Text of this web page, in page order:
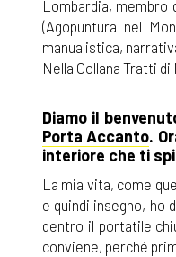
Lombardia, membro
(Agopuntura nel
manualistica,
Nella Collana Tratti
Diamo il
Porta Accanto.
interiore che ti
La mia vita, come
e quindi insegno, ho
dentro il portatile
conviene, perché